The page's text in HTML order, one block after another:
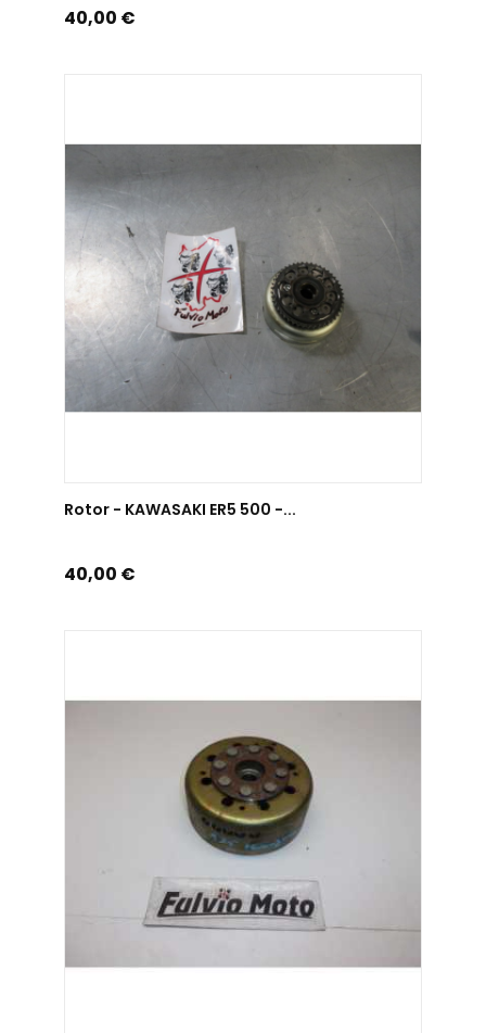
Prix
40,00 €
Rotor - KAWASAKI ER5 500 -...
Prix
40,00 €